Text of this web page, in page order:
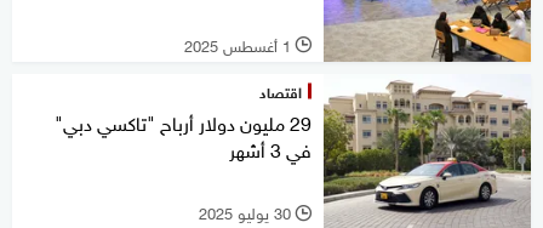
l 1 أغسطس 2025
اقتصاد
29 مليون دولار أرباح "تاكسي دبي"
في 3 أشهر
l 30 يوليو 2025